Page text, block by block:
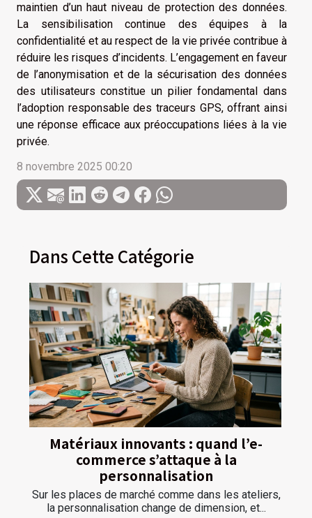
maintien d’un haut niveau de protection des données.
La sensibilisation continue des équipes à la
confidentialité et au respect de la vie privée contribue à
réduire les risques d’incidents. L’engagement en faveur
de l’anonymisation et de la sécurisation des données
des utilisateurs constitue un pilier fondamental dans
l’adoption responsable des traceurs GPS, offrant ainsi
une réponse efficace aux préoccupations liées à la vie
privée.
8 novembre 2025 00:20
Dans Cette Catégorie
Matériaux innovants : quand l’e-
commerce s’attaque à la
personnalisation
Sur les places de marché comme dans les ateliers,
la personnalisation change de dimension, et...